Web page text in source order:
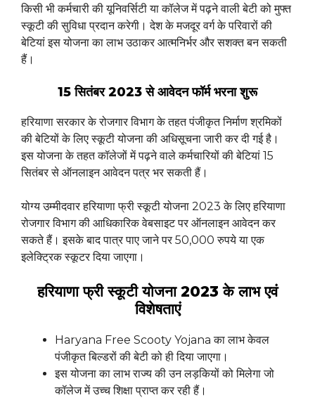
किसी भी कर्मचारी की यूनिवर्सिटी या कॉलेज में पढ़ने वाली बेटी को मुफ्त
स्कूटी की सुविधा प्रदान करेगी। देश के मजदूर वर्ग के परिवारों की
बेटियां इस योजना का लाभ उठाकर आत्मनिर्भर और सशक्त बन सकती
हैं।
15 सितंबर 2023 से आवेदन फॉर्म भरना शुरू
हरियाणा सरकार के रोजगार विभाग के तहत पंजीकृत निर्माण श्रमिकों
की बेटियों के लिए स्कूटी योजना की अधिसूचना जारी कर दी गई है।
इस योजना के तहत कॉलेजों में पढ़ने वाले कर्मचारियों की बेटियां 15
सितंबर से ऑनलाइन आवेदन पत्र भर सकती हैं।
योग्य उम्मीदवार हरियाणा फ्री स्कूटी योजना 2023 के लिए हरियाणा
रोजगार विभाग की आधिकारिक वेबसाइट पर ऑनलाइन आवेदन कर
सकते हैं। इसके बाद पात्र पाए जाने पर 50,000 रुपये या एक
इलेक्ट्रिक स्कूटर दिया जाएगा।
हरियाणा फ्री स्कूटी योजना 2023 के लाभ एवं
विशेषताएं
Haryana Free Scooty Yojana का लाभ केवल
पंजीकृत बिल्डरों की बेटी को ही दिया जाएगा।
इस योजना का लाभ राज्य की उन लड़कियों को मिलेगा जो
कॉलेज में उच्च शिक्षा प्राप्त कर रही हैं।